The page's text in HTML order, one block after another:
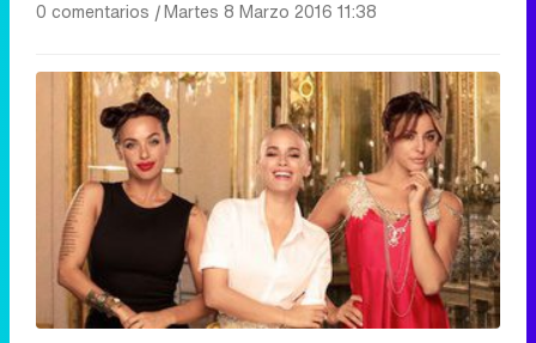
0 comentarios |Martes 8 Marzo 2016 11:38